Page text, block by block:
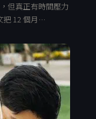
但真正有時間壓力
把 12 個月…